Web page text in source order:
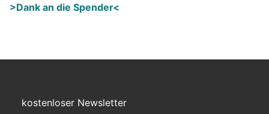
>Dank an die Spender<
kostenloser Newsletter